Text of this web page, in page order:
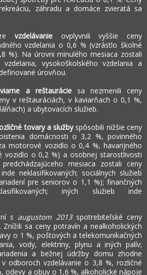
záhradu a domáce zvieratá sa
vzdelávanie ovplyvnili vyššie ceny
vzdelania o 0,6 % (vzrástlo školné
%). Na úrovni minulého mesiaca zostali
vzdelania, vysokoškolského vzdelania a
úrovňou.
a reštauráciesa nezmenili ceny
v reštauráciách, v kaviarňach o 0,1 %,
a ubytovacích služieb.
tovary a službyspôsobili nižšie ceny
domácnosti o 3,2 %, povinného
motorové vozidlo o 0,4 %, havarijného
vozidlo o 0,2 %) a osobnej starostlivosti
mesiaca zostali ceny
neklasifikovaných; sociálnych služieb
pre seniorov o 1,1 %); finančných
iných služieb inde
s augustom 2013 spotrebiteľské ceny
sa ceny potravín a nealkoholických
o 1 %, poštových a telekomunikačných
vody, elektriny, plynu a iných palív;
a bežnej údržby domu zhodne
odboroch vzdelávanie o 3,8 %, rozličné
odevy a obuv o 1,6 %, alkoholické nápoje